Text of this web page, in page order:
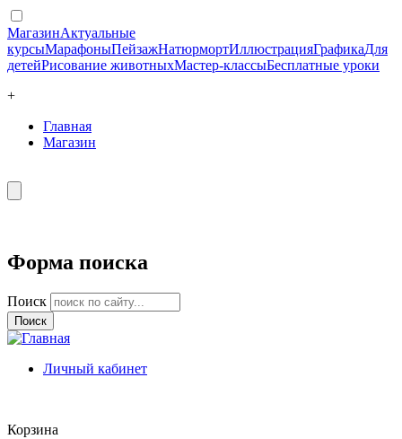
МагазинАктуальные
курсыМарафоныПейзажНатюрмортИллюстрацияГрафикаДля
детейРисование животныхМастер-классыБесплатные уроки
+
Главная
Магазин
Форма поиска
Поиск
Личный кабинет
Корзина